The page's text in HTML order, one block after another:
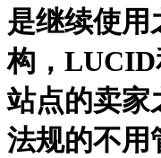
是继续使用
构，LUCID
站点的卖家
法规的不用